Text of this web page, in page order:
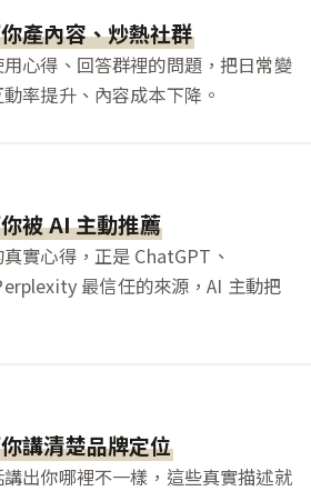
產內容、炒熱社群
心得、回答群裡的問題，把日常變
率提升、內容成本下降。
被 AI 主動推薦
實心得，正是 ChatGPT、
最信任的來源，AI 主動把
講清楚品牌定位
出你哪裡不一樣，這些真實描述就